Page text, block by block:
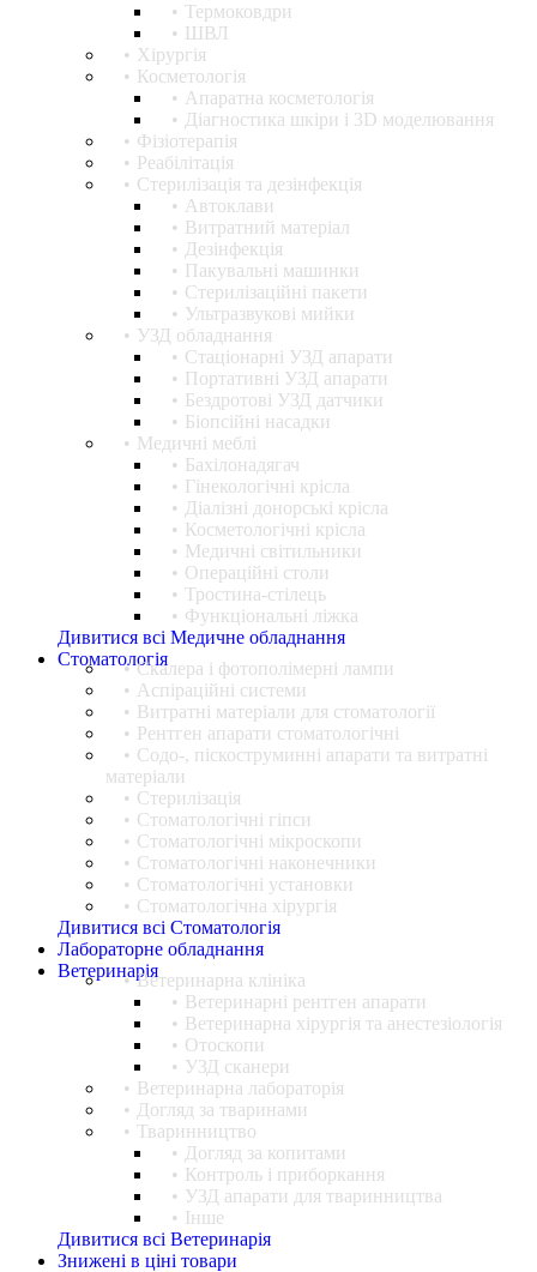
Термоковдри
ШВЛ
Хірургія
Косметологія
Апаратна косметологія
Діагностика шкіри і 3D моделювання
Фізіотерапія
Реабілітація
Стерилізація та дезінфекція
Автоклави
Витратний матеріал
Дезінфекція
Пакувальні машинки
Стерилізаційні пакети
Ультразвукові мийки
УЗД обладнання
Стаціонарні УЗД апарати
Портативні УЗД апарати
Бездротові УЗД датчики
Біопсійні насадки
Медичні меблі
Бахілонадягач
Гінекологічні крісла
Діалізні донорські крісла
Косметологічні крісла
Медичні світильники
Операційні столи
Тростина-стілець
Функціональні ліжка
Дивитися всі Медичне обладнання
СтоматологіяCкалера і фотополімерні лампи
Аспіраційні системи
Витратні матеріали для стоматології
Рентген апарати стоматологічні
Содо-, піскоструминні апарати та витратні
матеріали
Стерилізація
Стоматологічні гіпси
Стоматологічні мікроскопи
Стоматологічні наконечники
Стоматологічні установки
Стоматологічна хірургія
Дивитися всі Стоматологія
Лабораторне обладнання
ВетеринаріяВетеринарна клініка
Ветеринарні рентген апарати
Ветеринарна хірургія та анестезіологія
Отоскопи
УЗД сканери
Ветеринарна лабораторія
Догляд за тваринами
Тваринництво
Догляд за копитами
Контроль і приборкання
УЗД апарати для тваринництва
Інше
Дивитися всі Ветеринарія
Знижені в ціні товари